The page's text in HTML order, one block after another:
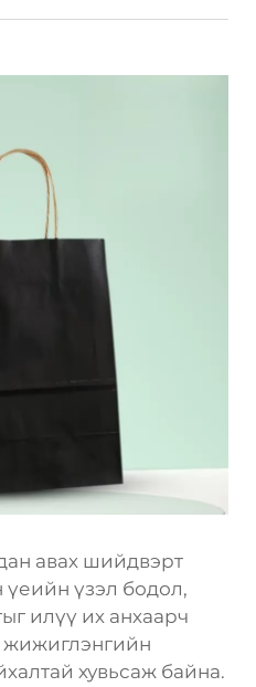
авах шийдвэрт
үеийн үзэл бодол,
илүү их анхаарч
жижиглэнгийн
хувьсаж байна.